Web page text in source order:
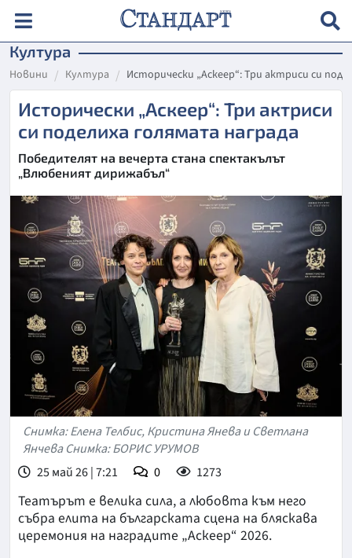
Култура
Новини Култура Исторически „Аскеер“: Три актриси си
Исторически „Аскеер“: Три актриси
си поделиха голямата награда
Победителят на вечерта стана спектакълът
„Влюбеният дирижабъл“
Снимка: Елена Телбис, Кристина Янева и Светлана
Янчева Снимка: БОРИС УРУМОВ
25 май 26 | 7:21
0 1273
Театърът е велика сила, а любовта към него
събра елита на българската сцена на бляскава
церемония на наградите „Аскеер“ 2026.